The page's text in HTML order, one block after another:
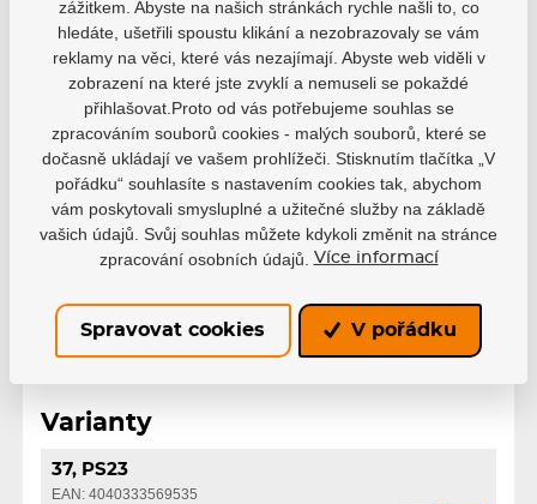
Video
Varianty
37, PS23
EAN: 4040333569535
zážitkem. Abyste na našich stránkách rychle našli to, co
hledáte, ušetřili spoustu klikání a nezobrazovaly se vám
reklamy na věci, které vás nezajímají. Abyste web viděli v
zobrazení na které jste zvyklí a nemuseli se pokaždé
přihlašovat.Proto od vás potřebujeme souhlas se
zpracováním souborů cookies - malých souborů, které se
dočasně ukládají ve vašem prohlížeči. Stisknutím tlačítka „V
pořádku“ souhlasíte s nastavením cookies tak, abychom
vám poskytovali smysluplné a užitečné služby na základě
vašich údajů. Svůj souhlas můžete kdykoli změnit na stránce
zpracování osobních údajů.
Více informací
Spravovat cookies V pořádku